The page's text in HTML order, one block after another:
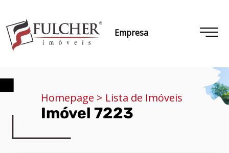
Empresa
Homepage > Lista de Imóveis
Imóvel 7223